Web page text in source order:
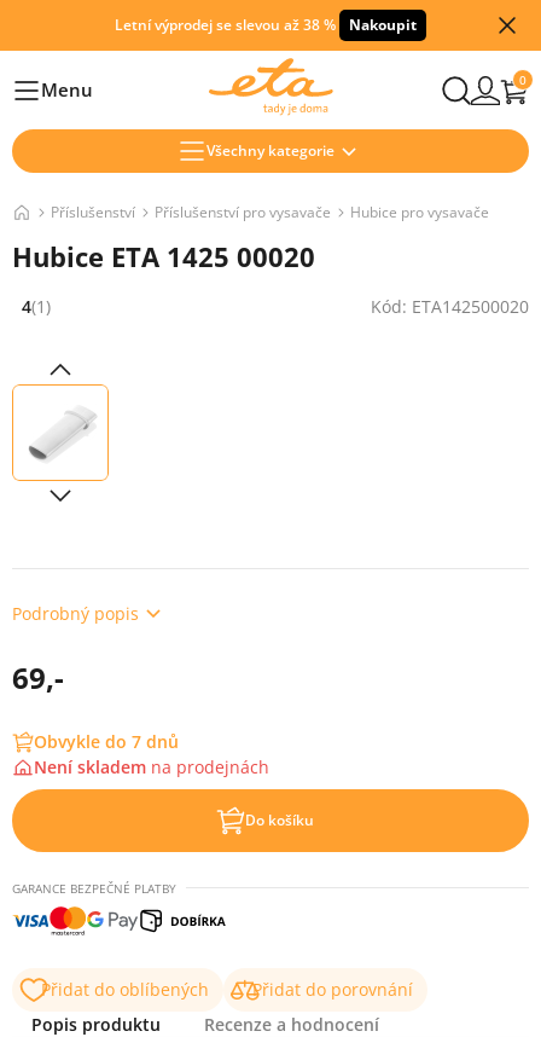
Letní výprodej se slevou až 38 % Nakoupit
HlavníMenu 0
Všechny kategorie
Příslušenství Příslušenství pro vysavače Hubice pro vysavače
Hubice ETA 1425 00020
Hodnocení: 4 z 5 (1 recenzí)
4(1) Kód: ETA142500020
Podrobný popis
69,-
Obvykle do 7 dnů
Není skladem na prodejnách
Do košíku
GARANCE BEZPEČNÉ PLATBY
Přidat do oblíbených
Přidat do porovnání
Popis produktu
Recenze a hodnocení